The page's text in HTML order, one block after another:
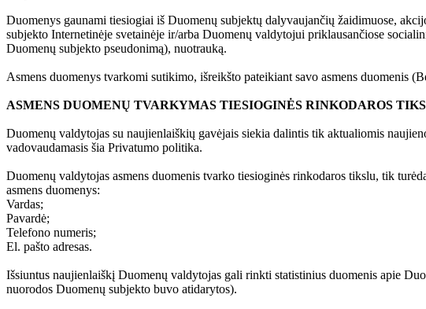
Duomenys gaunami tiesiogiai iš Duomenų subjektų dalyvaujančių žaidimuose,
subjekto Internetinėje svetainėje ir/arba Duomenų valdytojui priklausančiose
Duomenų subjekto pseudonimą), nuotrauką.
Asmens duomenys tvarkomi sutikimo, išreikšto pateikiant savo asmens duomenis
ASMENS DUOMENŲ TVARKYMAS TIESIOGINĖS RINKODAROS
Duomenų valdytojas su naujienlaiškių gavėjais siekia dalintis tik aktualiomis
vadovaudamasis šia Privatumo politika.
Duomenų valdytojas asmens duomenis tvarko tiesioginės rinkodaros tikslu, tik
asmens duomenys:
Vardas;
Pavardė;
Telefono numeris;
El. pašto adresas.
Išsiuntus naujienlaiškį Duomenų valdytojas gali rinkti statistinius duomenis apie
nuorodos Duomenų subjekto buvo atidarytos).